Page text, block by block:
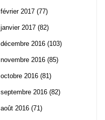
février 2017 (77)
janvier 2017 (82)
décembre 2016 (103)
novembre 2016 (85)
octobre 2016 (81)
septembre 2016 (82)
août 2016 (71)